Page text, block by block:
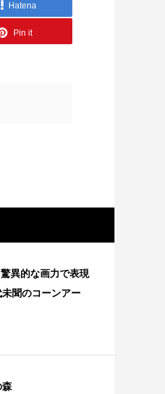
Hatena
Pin it
異的な画力で表現
聞のコーンアー
森
わから
映画レビュ